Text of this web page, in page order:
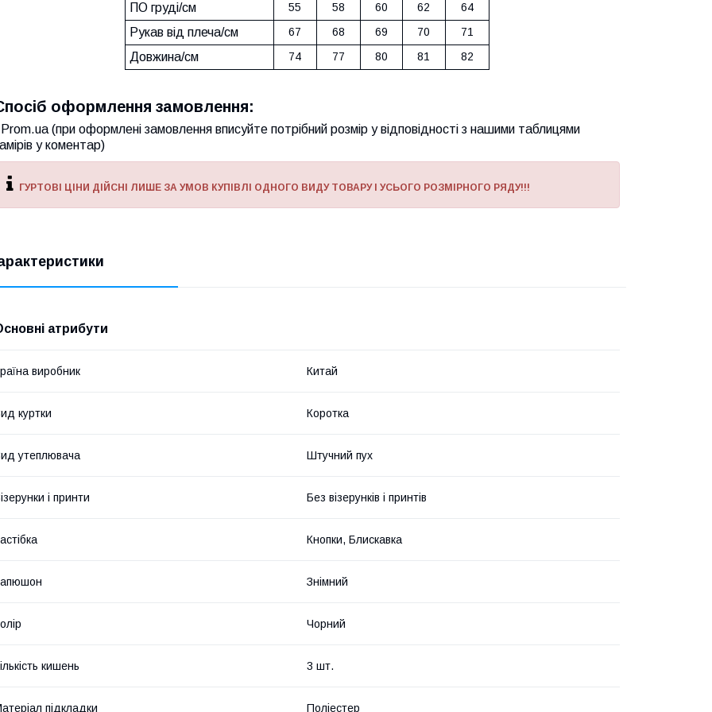
ПО груді/см 55 58 60 62 64
Рукав від плеча/см 67 68 69 70 71
Довжина/см 74 77 80 81 82
оформлення замовлення:
Prom.ua (при оформлені замовлення вписуйте потрібний розмір у відповідності з нашими таблицями
у коментар)
ГУРТОВІ ЦІНИ ДІЙСНІ ЛИШЕ ЗА УМОВ КУПІВЛІ ОДНОГО ВИДУ ТОВАРУ І УСЬОГО РОЗМІРНОГО РЯДУ!!!
атрибути
виробник Китай
куртки Коротка
утеплювача Штучний пух
і принти Без візерунків і принтів
Кнопки, Блискавка
Знімний
Чорний
кишень 3 шт.
підкладки Поліестер